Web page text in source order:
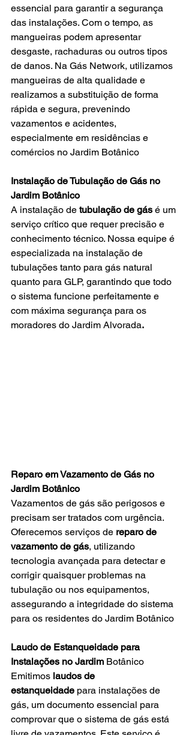
essencial para garantir a segurança
das instalações. Com o tempo, as
mangueiras podem apresentar
desgaste, rachaduras ou outros tipos
de danos. Na Gás Network, utilizamos
mangueiras de alta qualidade e
realizamos a substituição de forma
rápida e segura, prevenindo
vazamentos e acidentes,
especialmente em residências e
comércios no Jardim Botânico
Instalação de Tubulação de Gás no
Jardim Botânico
A instalação de tubulação de gás é um
serviço crítico que requer precisão e
conhecimento técnico. Nossa equipe é
especializada na instalação de
tubulações tanto para gás natural
quanto para GLP, garantindo que todo
o sistema funcione perfeitamente e
com máxima segurança para os
moradores do Jardim Alvorada.
Reparo em Vazamento de Gás no
Jardim Botânico
Vazamentos de gás são perigosos e
precisam ser tratados com urgência.
Oferecemos serviços de reparo de
vazamento de gás, utilizando
tecnologia avançada para detectar e
corrigir quaisquer problemas na
tubulação ou nos equipamentos,
assegurando a integridade do sistema
para os residentes do Jardim Botânico
Laudo de Estanqueidade para
Instalações no Jardim Botânico
Emitimos laudos de
estanqueidade para instalações de
gás, um documento essencial para
comprovar que o sistema de gás está